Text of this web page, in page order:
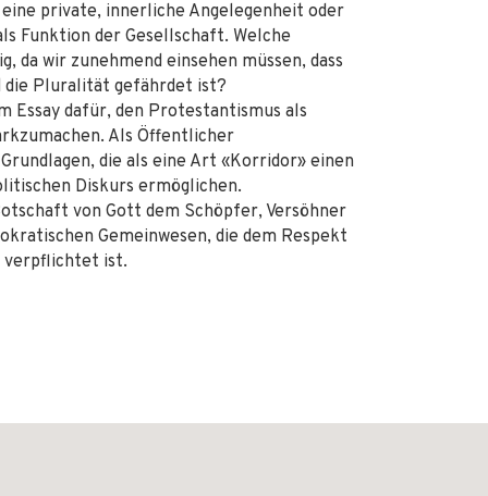
private, innerliche Angelegenheit oder
Funktion der Gesellschaft. Welche
wir zunehmend einsehen müssen, dass
Pluralität gefährdet ist?
Essay dafür, den Protestantismus als
Als Öffentlicher
die als eine Art «Korridor» einen
Diskurs ermöglichen.
von Gott dem Schöpfer, Versöhner
Gemeinwesen, die dem Respekt
verpflichtet ist.